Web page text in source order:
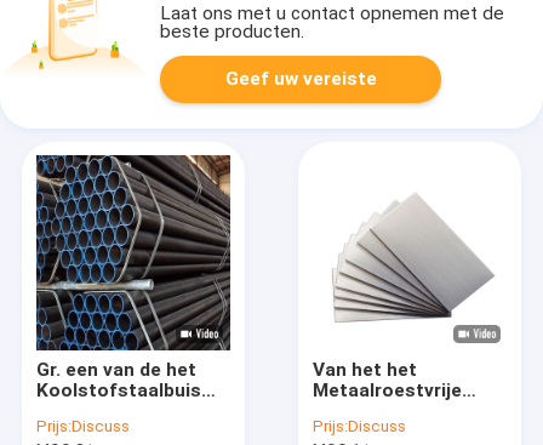
Laat ons met u contact opnemen met de
beste producten.
Geef uw vereiste
Gr. een van de het
Koolstofstaalbuis
Zwarte het
Prijs:Discuss
Van het het
Metaalroestvrije
de Platen Aisi 304
Prijs:Discuss